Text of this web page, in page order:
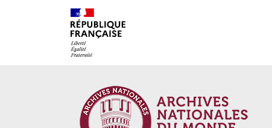
Cookies management panel